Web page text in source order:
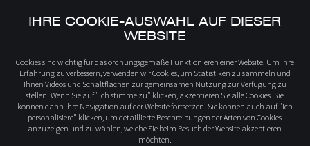
UNSERE SAMMLUNG
GASKAMIN
IHRE COOKIE-AUSWAHL AUF DIESER
WEBSITE
Cookies sind wichtig für das ordnungsgemäße Funktionieren einer Website. Um Ihre
Erfahrung zu verbessern, verwenden wir Cookies, um Statistiken zu sammeln und
Ihnen Videos und Schaltflächen zur gemeinsamen Nutzung zur Verfügung zu
stellen. Wenn Sie auf "Ich stimme zu" klicken, akzeptieren Sie alle Cookies. Sie
können dann Ihre Navigation auf der Website fortsetzen. Sie können auch auf "Ich
personalisiere" klicken, um detaillierte Beschreibungen der Arten von Cookies
anzuzeigen und zu wählen, welche Sie beim Besuch der Website akzeptieren
möchten.